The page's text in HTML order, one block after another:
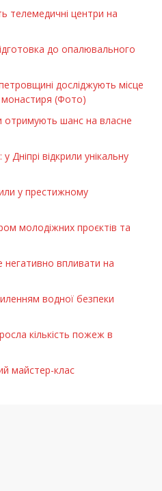
телемедичні центри на
до опалювального
досліджують місце
(Фото)
отримують шанс на власне
Дніпрі відкрили унікальну
у престижному
молодіжних проєктів та
негативно впливати на
водної безпеки
кількість пожеж в
майстер-клас